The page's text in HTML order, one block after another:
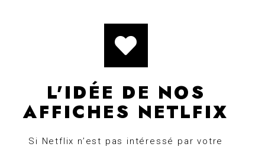
L'IDÉE DE NOS
AFFICHES NETLFIX
Si Netflix n’est pas intéressé par votre